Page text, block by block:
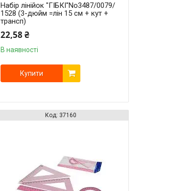
Набір лінійок "ГІБКІ"No3487/0079/
1528 (3-дюйм =лін 15 см + кут +
трансп)
22,58 ₴
В наявності
Купити
37160